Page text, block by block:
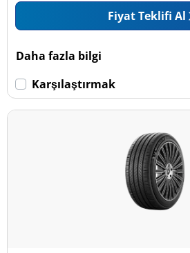
Fiyat Teklifi Al
Daha fazla bilgi
Karşılaştırmak